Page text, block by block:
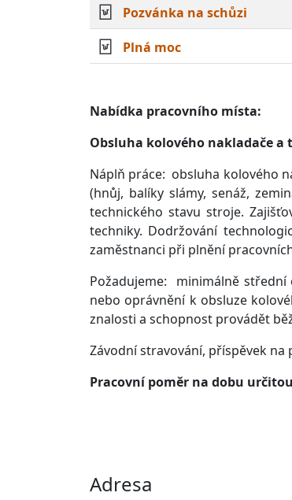
Pozvánka na schůzi
Plná moc
Nabídka pracovního místa:
Obsluha kolového nakladače
Náplň práce: obsluha kolového
(hnůj, balíky slámy, senáž,
technického stavu stroje.
techniky. Dodržování
zaměstnanci při plnění
Požadujeme: minimálně
nebo oprávnění k obsluze
znalosti a schopnost provádět
Závodní stravování, příspěvek
Pracovní poměr na dobu
Adresa